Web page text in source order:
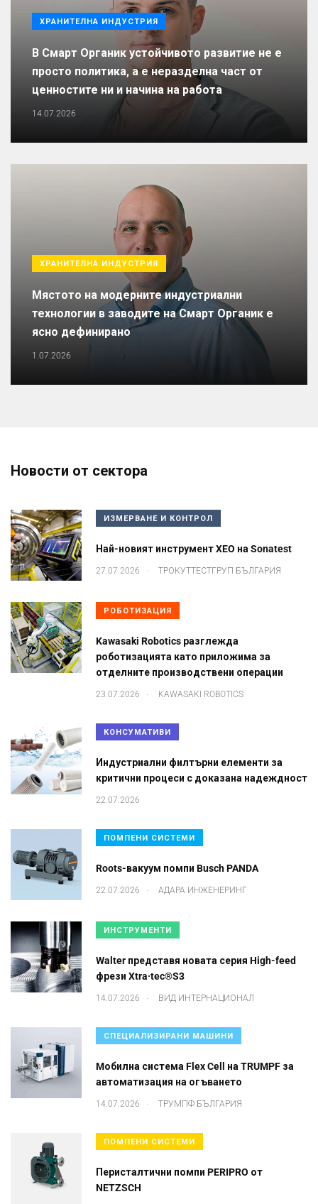
ХРАНИТЕЛНА ИНДУСТРИЯ
В Смарт Органик устойчивото развитие не е
просто политика, а е неразделна част от
ценностите ни и начина на работа
14.07.2026
ХРАНИТЕЛНА ИНДУСТРИЯ
Мястото на модерните индустриални
технологии в заводите на Смарт Органик е
ясно дефинирано
1.07.2026
Новости от сектора
ИЗМЕРВАНЕ И КОНТРОЛ
Най-новият инструмент XEO на Sonatest
27.07.2026 . ТРОКУТТЕСТГРУП БЪЛГАРИЯ
РОБОТИЗАЦИЯ
Kawasaki Robotics разглежда
роботизацията като приложима за
отделните производствени операции
23.07.2026 . KAWASAKI ROBOTICS
КОНСУМАТИВИ
Индустриални филтърни елементи за
критични процеси с доказана надеждност
22.07.2026
ПОМПЕНИ СИСТЕМИ
Roots-вакуум помпи Busch PANDA
22.07.2026 . АДАРА ИНЖЕНЕРИНГ
ИНСТРУМЕНТИ
Walter представя новата серия High-feed
фрези Xtra·tec®S3
14.07.2026 . ВИД ИНТЕРНАЦИОНАЛ
СПЕЦИАЛИЗИРАНИ МАШИНИ
Mобилна система Flex Cell на TRUMPF за
автоматизация на огъването
14.07.2026 . ТРУМПФ БЪЛГАРИЯ
ПОМПЕНИ СИСТЕМИ
Перисталтични помпи PERIPRO от
NETZSCH